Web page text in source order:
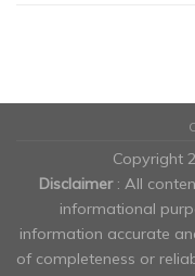
Copyright
Disclaimer : All
informational
information accurate
of completeness or